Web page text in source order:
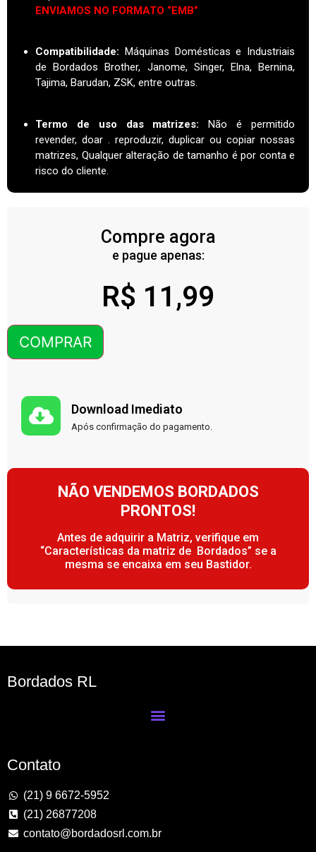
ENVIAMOS NO FORMATO “EMB”
Compatibilidade:
Máquinas Domésticas e Industriais
de Bordados Brother, Janome, Singer, Elna, Bernina,
Tajima, Barudan, ZSK, entre outras.
Termo de uso das matrizes:
Não é permitido
revender, doar . reproduzir, duplicar ou copiar nossas
matrizes, Qualquer alteração de tamanho é por conta e
risco do cliente.
Compre agora
e pague apenas:
R$ 11,99
COMPRAR
Download Imediato
Após confirmação do pagamento.
NÃO VENDEMOS BORDADOS
PRONTOS!
Antes de adquirir a Matriz, verifique em
“Características da matriz de Bordados” se a
mesma se encaixa em seu Bastidor.
Bordados RL
Contato
(21) 9 6672-5952
(21) 26877208
contato@bordadosrl.com.br